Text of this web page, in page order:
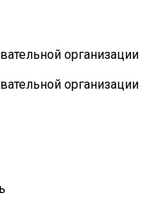
организации
организации